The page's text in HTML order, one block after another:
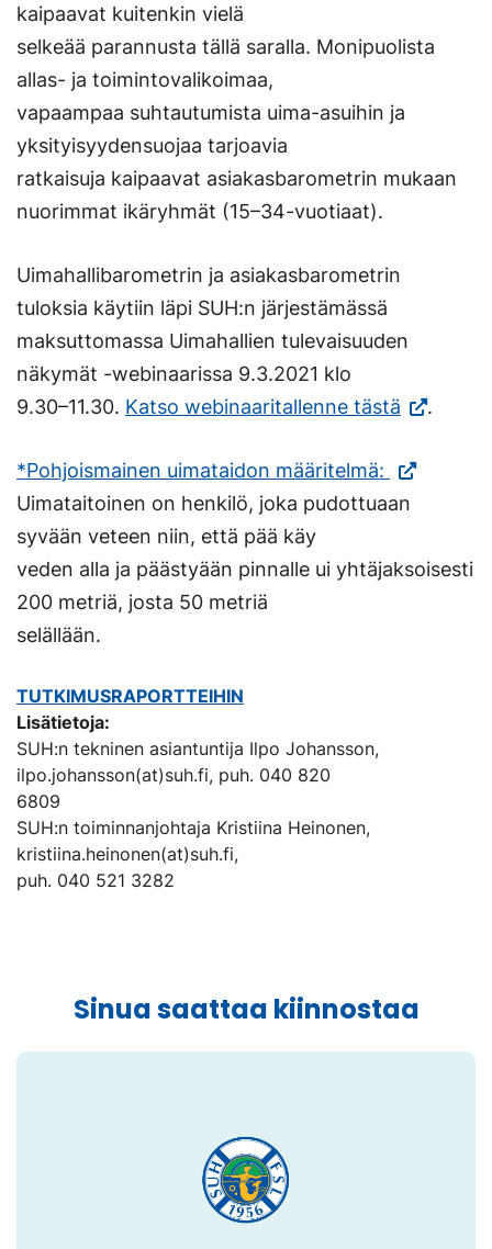
kaipaavat kuitenkin vielä
selkeää parannusta tällä saralla. Monipuolista
allas- ja toimintovalikoimaa,
vapaampaa suhtautumista uima-asuihin ja
yksityisyydensuojaa tarjoavia
ratkaisuja kaipaavat asiakasbarometrin mukaan
nuorimmat ikäryhmät (15–34-vuotiaat).
Uimahallibarometrin ja asiakasbarometrin
tuloksia käytiin läpi SUH:n järjestämässä
maksuttomassa Uimahallien tulevaisuuden
näkymät -webinaarissa 9.3.2021 klo
9.30–11.30. Katso webinaaritallenne tästä (Vieraile
sivustolla.
Linkki
uuteen
.
*Pohjoismainen uimataidon määritelmä:
(Vieraile
ulkoisella
Linkki
Uimataitoinen on henkilö, joka pudottuaan
syvään veteen niin, että pää käy
veden alla ja päästyään pinnalle ui yhtäjaksoisesti
200 metriä, josta 50 metriä
selällään.
TUTKIMUSRAPORTTEIHIN
Lisätietoja:
SUH:n tekninen asiantuntija Ilpo Johansson,
ilpo.johansson(at)suh.fi, puh. 040 820
6809
SUH:n toiminnanjohtaja Kristiina Heinonen,
kristiina.heinonen(at)suh.fi,
puh. 040 521 3282
Sinua saattaa kiinnostaa